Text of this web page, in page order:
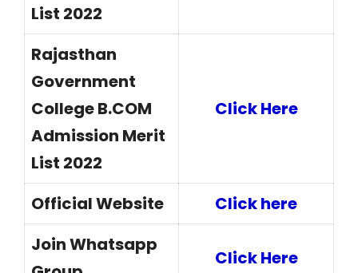
List 2022
Rajasthan
Government
College B.COM
Admission Merit
List 2022
Click Here
Official Website
Click here
Join Whatsapp
Click Here